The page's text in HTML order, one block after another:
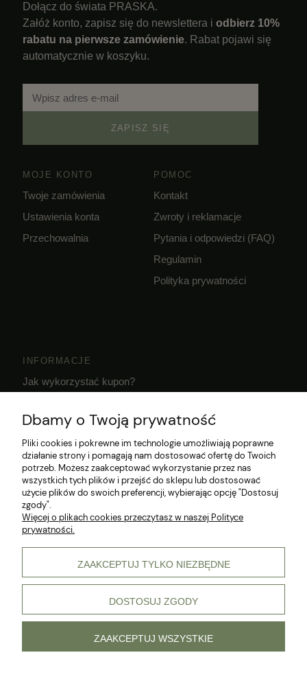
Dołącz do świata PRASKA.
Załóż konto, zapisz się do newslettera i odbierz 10%
rabatu na pierwsze zamówienie. Rabat pojawi się
automatycznie w koszyku.
ZAPISZ SIĘ
MOJE KONTO
Twoje zamówienia
Ustawienia konta
Przechowalnia
POMOC
Kontakt
Zwroty i reklamacje
Pytania i odpowiedzi (FAQ)
Regulamin
Polityka prywatności
INFORMACJE
Jak wykorzystać kupon?
Klub Hodowcy VIP
© 2026 Wszelkie prawa zastrzeżone
pokaż pełną wersję strony
Sklep internetowy Shoper Premium
Dbamy o Twoją prywatność
Pliki cookies i pokrewne im technologie umożliwiają poprawne
działanie strony i pomagają nam dostosować ofertę do Twoich
potrzeb. Możesz zaakceptować wykorzystanie przez nas
wszystkich tych plików i przejść do sklepu lub dostosować
użycie plików do swoich preferencji, wybierając opcję "Dostosuj
zgody".
Więcej o plikach cookies przeczytasz w naszej Polityce
prywatności.
ZAAKCEPTUJ TYLKO NIEZBĘDNE
DOSTOSUJ ZGODY
ZAAKCEPTUJ WSZYSTKIE